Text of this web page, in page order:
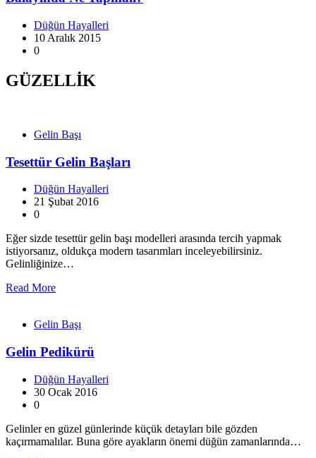
Düğün Hayalleri
10 Aralık 2015
0
GÜZELLİK
Gelin Başı
Tesettür Gelin Başları
Düğün Hayalleri
21 Şubat 2016
0
Eğer sizde tesettür gelin başı modelleri arasında tercih yapmak
istiyorsanız, oldukça modern tasarımları inceleyebilirsiniz.
Gelinliğinize…
Read More
Gelin Başı
Gelin Pedikürü
Düğün Hayalleri
30 Ocak 2016
0
Gelinler en güzel günlerinde küçük detayları bile gözden
kaçırmamalılar. Buna göre ayakların önemi düğün zamanlarında…